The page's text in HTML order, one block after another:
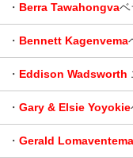
・ Berra Tawahongvaベ
・ Bennett Kagenvema
・ Eddison Wadsworth
・ Gary & Elsie Yoyokie
・ Gerald Lomaventema